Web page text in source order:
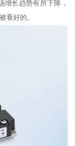
增长趋势有所下降，
看好的。